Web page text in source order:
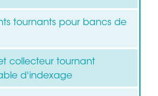
tournants pour bancs de
collecteur tournant
d'indexage